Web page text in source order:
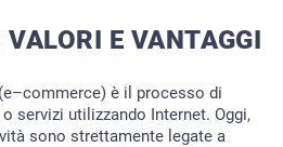
E VANTAGGI
è il processo di
servizi utilizzando Internet. Oggi,
sono strettamente legate a